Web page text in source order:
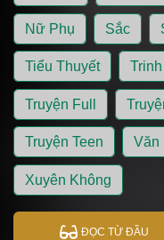
Nữ Phụ Sắc
Tiểu Thuyết
Truyện Full
Truyện Teen Văn
Xuyên Không
ĐỌC TỪ ĐẦU